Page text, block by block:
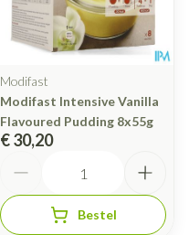
Modifast
Modifast Intensive Vanilla
Flavoured Pudding 8x55g
€ 30,20
Bestel